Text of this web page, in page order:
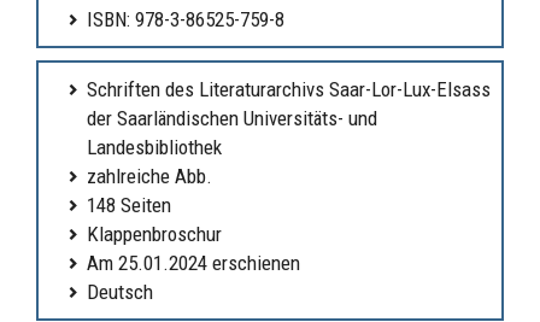
ISBN: 978-3-86525-759-8
Schriften des Literaturarchivs Saar-Lor-Lux-Elsass
der Saarländischen Universitäts- und
Landesbibliothek
zahlreiche Abb.
148 Seiten
Klappenbroschur
Am 25.01.2024 erschienen
Deutsch